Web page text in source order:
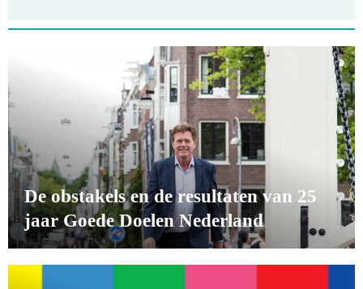
De obstakels en de resultaten van 25
jaar Goede Doelen Nederland